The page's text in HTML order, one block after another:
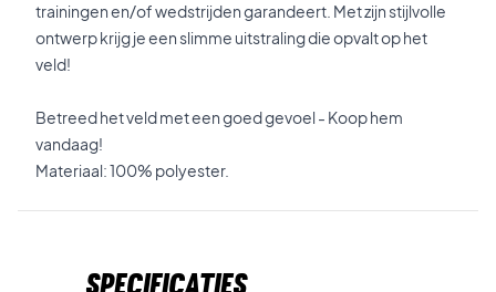
trainingen en/of wedstrijden garandeert. Met zijn stijlvolle
ontwerp krijg je een slimme uitstraling die opvalt op het
veld!
Betreed het veld met een goed gevoel - Koop hem
vandaag!
Materiaal: 100% polyester.
Specificaties